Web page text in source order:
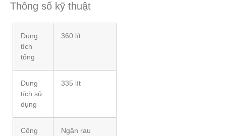
Thông số kỹ thuật
Dung
tích
tổng
360 lít
Dung
tích sử
dụng
335 lít
Công
Ngăn rau